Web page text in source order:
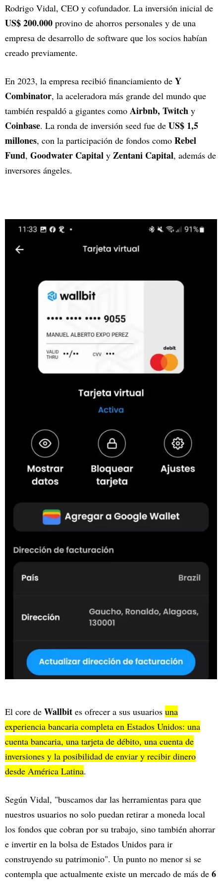
Rodrigo Vidal, CEO y cofundador. La inversión inicial de
US$ 200.000 provino de ahorros personales y de una
empresa de desarrollo de software que los socios habían
creado previamente.
En 2023, la empresa recibió financiamiento de Y
Combinator, la aceleradora más grande del mundo que
también respaldó a gigantes como Airbnb, Twitch y
Coinbase. La ronda de inversión seed fue de US$ 1,5
millones, con la participación de fondos como Rebel
Fund, Goodwater Capital y Zentani Capital, además de
inversores ángeles.
El core de Wallbit es ofrecer a sus usuarios una
experiencia bancaria completa en Estados Unidos: una
cuenta bancaria, una tarjeta de débito, una cuenta de
inversiones y la posibilidad de enviar y recibir dinero
desde América Latina.
Según Vidal, "buscamos dar las herramientas para que
nuestros usuarios no solo puedan retirar a moneda local
los fondos que cobran por su trabajo, sino también ahorrar
e invertir en la bolsa de Estados Unidos para ir
construyendo su patrimonio". Un punto no menor si se
contempla que actualmente existe un mercado de más de 6